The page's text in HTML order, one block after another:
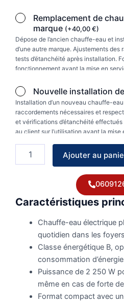
Remplacement de
marque (+40,00 €)
Dépose de l’ancien chauffe-eau et
d’une autre marque. Ajustements
tests d’étanchéité après installation.
fonctionnement avant la mise en
Nouvelle installation
Installation d’un nouveau chauffe-
raccordements nécessaires et
et vérifications d’étanchéité
au client sur l’utilisation avant la mise
plat
multiposition
blanc
65L
Ajouter au
Caractéristiques
Chauffe-eau électrique
quotidien dans les
Classe énergétique B,
consommation
Puissance de 2 250 W
même en cas de forte
Format compact avec